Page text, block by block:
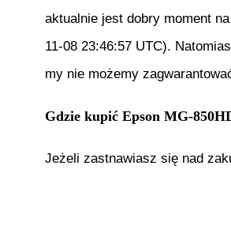
aktualnie jest dobry moment
11-08 23:46:57 UTC).
my nie możemy
Gdzie kupić Epson MG-
Jeżeli zastnawiasz się nad